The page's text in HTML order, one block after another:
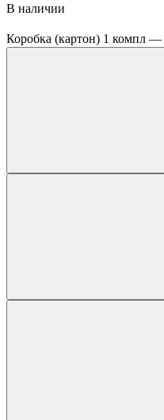
В наличии
Коробка (картон) 1 компл —